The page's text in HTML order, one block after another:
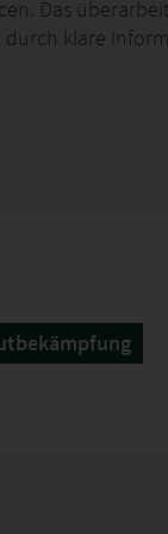
Das
klare
die jeweils
und